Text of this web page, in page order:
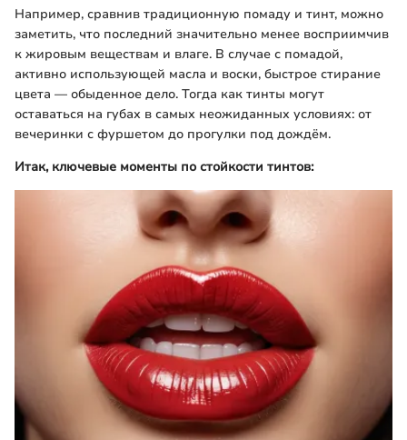
Например, сравнив традиционную помаду и тинт, можно
заметить, что последний значительно менее восприимчив
к жировым веществам и влаге. В случае с помадой,
активно использующей масла и воски, быстрое стирание
цвета — обыденное дело. Тогда как тинты могут
оставаться на губах в самых неожиданных условиях: от
вечеринки с фуршетом до прогулки под дождём.
Итак, ключевые моменты по стойкости тинтов: